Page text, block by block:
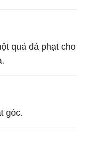
quả đá phạt cho
góc.